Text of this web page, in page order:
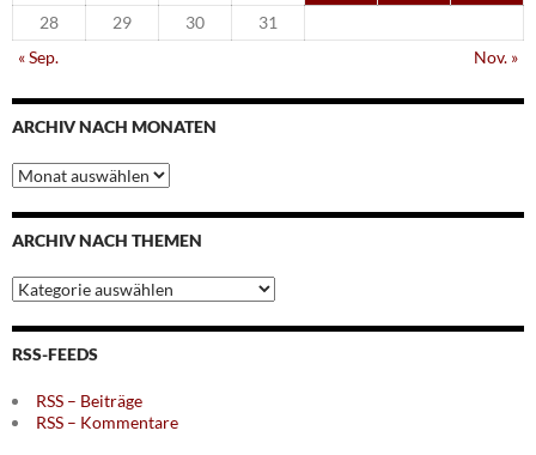
28
29 30
31
« Sep.
Nov. »
ARCHIV NACH MONATEN
Archiv
nach
Monaten
ARCHIV NACH THEMEN
Archiv
nach
Themen
RSS-FEEDS
RSS – Beiträge
RSS – Kommentare